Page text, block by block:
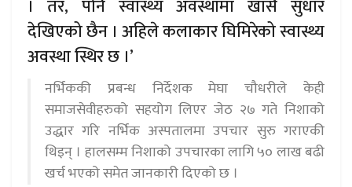
। तर, पनि स्वास्थ्य अवस्थामा खासै सुधार
देखिएको छैन । अहिले कलाकार घिमिरेको स्वास्थ्य
अवस्था स्थिर छ ।’
नर्भिककी प्रबन्ध निर्देशक मेघा चौधरीले केही
समाजसेवीहरुको सहयोग लिएर जेठ २७ गते निशाको
उद्धार गरि नर्भिक अस्पतालमा उपचार सुरु गराएकी
थिइन् । हालसम्म निशाको उपचारका लागि ५० लाख बढी
खर्च भएको समेत जानकारी दिएको छ ।